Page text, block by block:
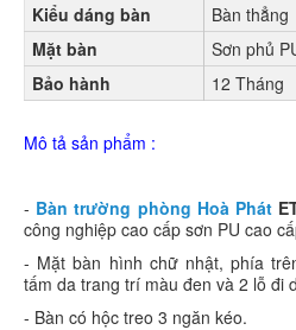
Kiểu dáng bàn
Bàn thẳng
Mặt bàn
Sơn phủ
Bảo hành
12 Tháng
Mô tả sản phẩm :
- Bàn trường phòng Hoà Phát
công nghiệp cao cấp sơn PU cao
- Mặt bàn hình chữ nhật, phía
tấm da trang trí màu đen và 2 lỗ đi
- Bàn có hộc treo 3 ngăn kéo.